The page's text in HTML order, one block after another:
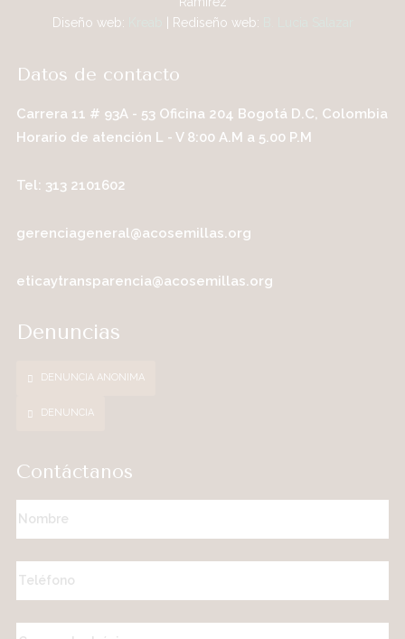
Diseño web:
| Rediseño web:
Datos de contacto
Carrera 11 # 93A - 53 Oficina 204 Bogotá D.C, Colombia
Horario de atención L - V 8:00 A.M a 5.00 P.M
Tel: 313 2101602
gerenciageneral@acosemillas.org
eticaytransparencia@acosemillas.org
Denuncias
DENUNCIA ANONIMA
DENUNCIA
Contáctanos